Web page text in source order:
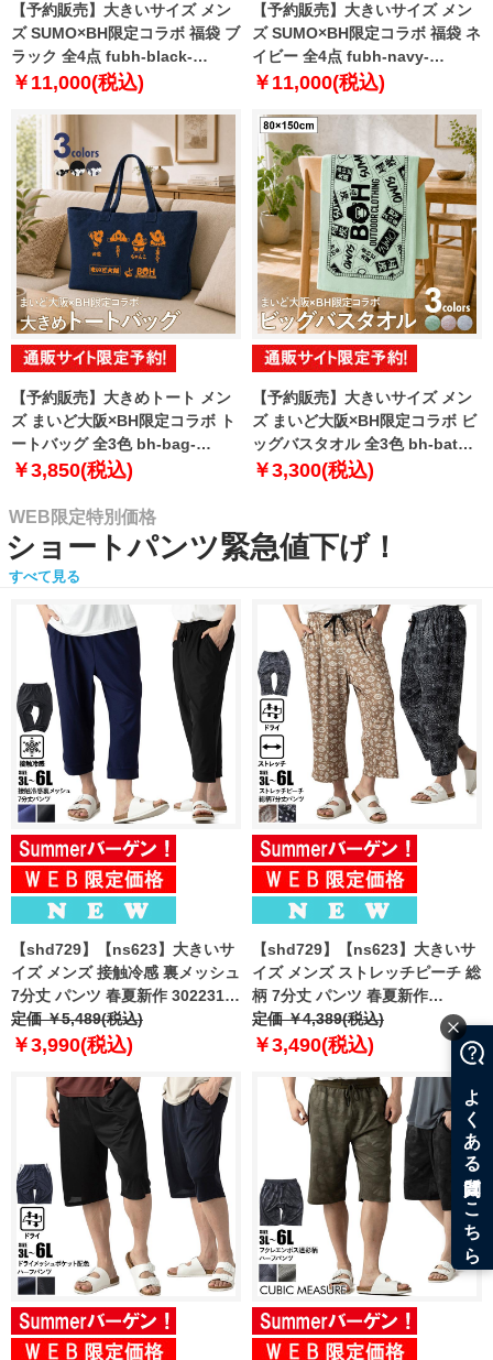
【予約販売】大きいサイズ メン
ズ SUMO×BH限定コラボ 福袋 ブ
ラック 全4点 fubh-black-
sumo999-b【10月下旬発送予
￥11,000(税込)
【予約販売】大きいサイズ メン
ズ SUMO×BH限定コラボ 福袋 ネ
イビー 全4点 fubh-navy-
sumo999-b【10月下旬発送予
￥11,000(税込)
【予約販売】大きめトート メン
ズ まいど大阪×BH限定コラボ ト
ートバッグ 全3色 bh-bag-
sumo999【10月下旬発送予定】
￥3,850(税込)
【予約販売】大きいサイズ メン
ズ まいど大阪×BH限定コラボ ビ
ッグバスタオル 全3色 bh-bath-
sumo999【10月下旬発送予定】
￥3,300(税込)
WEB限定特別価格
ショートパンツ緊急値下げ！
すべて見る
【shd729】【ns623】大きいサ
イズ メンズ 接触冷感 裏メッシュ
7分丈 パンツ 春夏新作 302231az
【fre】
定価 ￥5,489(税込)
￥3,990(税込)
【shd729】【ns623】大きいサ
イズ メンズ ストレッチピーチ 総
柄 7分丈 パンツ 春夏新作
302249az 【fre】
定価 ￥4,389(税込)
￥3,490(税込)